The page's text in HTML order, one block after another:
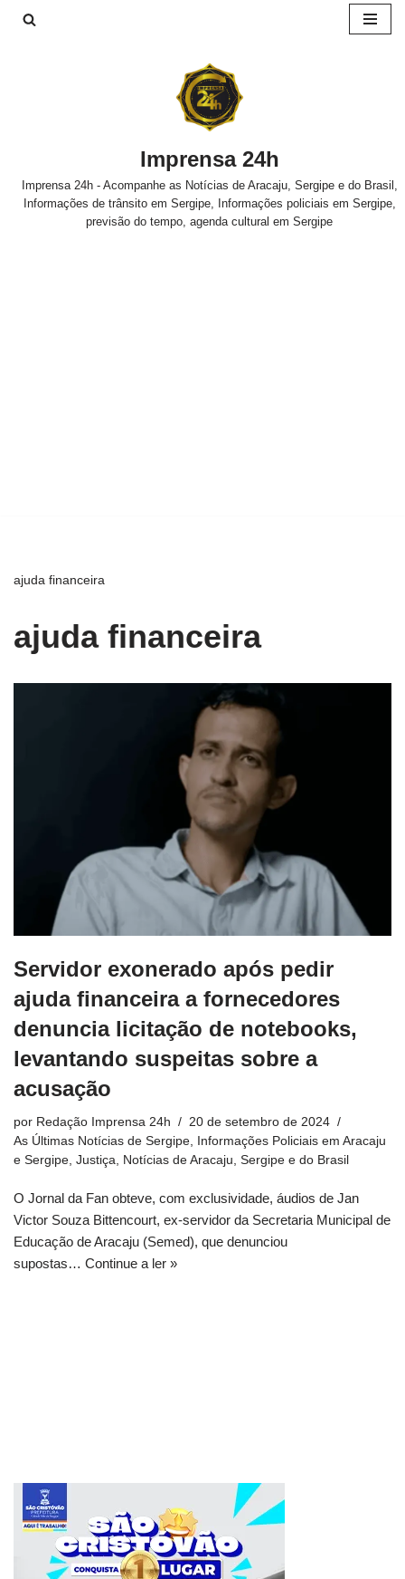
Imprensa 24h
Imprensa 24h - Acompanhe as Notícias de Aracaju, Sergipe e do Brasil,
Informações de trânsito em Sergipe, Informações policiais em Sergipe,
previsão do tempo, agenda cultural em Sergipe
ajuda financeira
ajuda financeira
Servidor exonerado após pedir
ajuda financeira a fornecedores
denuncia licitação de notebooks,
levantando suspeitas sobre a
acusação
por Redação Imprensa 24h
20 de setembro de 2024
As Últimas Notícias de Sergipe
Informações Policiais em Aracaju
e Sergipe Justiça Notícias de Aracaju, Sergipe e do Brasil
O Jornal da Fan obteve, com exclusividade, áudios de Jan
Victor Souza Bittencourt, ex-servidor da Secretaria Municipal de
Educação de Aracaju (Semed), que denunciou
supostas… Continue a ler »